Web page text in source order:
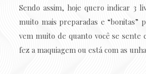
Sendo assim, hoje quero indicar 3
muito mais preparadas e
vem muito de quanto você se sente
fez a maquiagem ou está com as